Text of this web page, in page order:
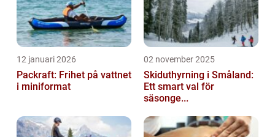
12 januari 2026
Packraft: Frihet på vattnet
i miniformat
02 november 2025
Skiduthyrning i Småland:
Ett smart val för
säsonge...